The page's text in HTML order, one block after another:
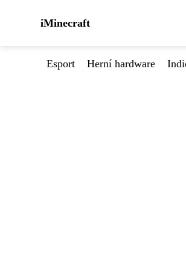
iMinecraft
Esport Herní hardware